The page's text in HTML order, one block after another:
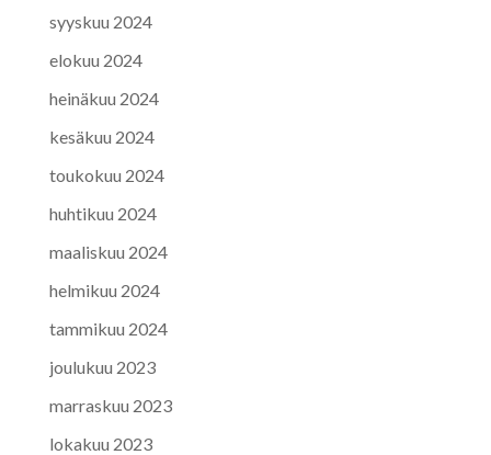
syyskuu 2024
elokuu 2024
heinäkuu 2024
kesäkuu 2024
toukokuu 2024
huhtikuu 2024
maaliskuu 2024
helmikuu 2024
tammikuu 2024
joulukuu 2023
marraskuu 2023
lokakuu 2023